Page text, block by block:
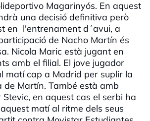
Magarinyós. En aquest
una decisió definitiva però
en l'entrenament d´avui, a
de Nacho Martín és
Nicola Maric està jugant en
amb el filial. El jove jugador
matí cap a Madrid per suplir la
de Martín. També està amb
Stevic, en aquest cas el serbi ha
matí al ritme dels seus